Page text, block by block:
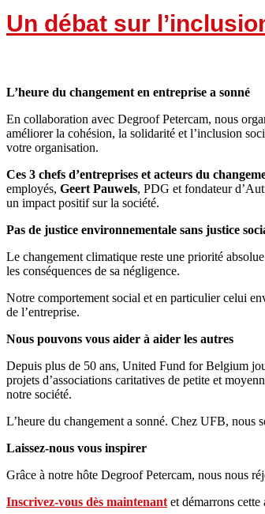
Un débat sur
L’heure du changement en entreprise a sonné
En collaboration avec Degroof Petercam, nous
améliorer la cohésion, la solidarité et l’inclusion
votre organisation.
Ces 3 chefs d’entreprises et acteurs du
employés, Geert Pauwels, PDG et fondateur
un impact positif sur la société.
Pas de justice environnementale sans justice
Le changement climatique reste une priorité
les conséquences de sa négligence.
Notre comportement social et en particulier celui
de l’entreprise.
Nous pouvons vous aider à aider les autres
Depuis plus de 50 ans, United Fund for Belgium
projets d’associations caritatives de petite et
notre société.
L’heure du changement a sonné. Chez UFB, nous
Laissez-nous vous inspirer
Grâce à notre hôte Degroof Petercam, nous nous
Inscrivez-vous dès maintenant et démarrons cette